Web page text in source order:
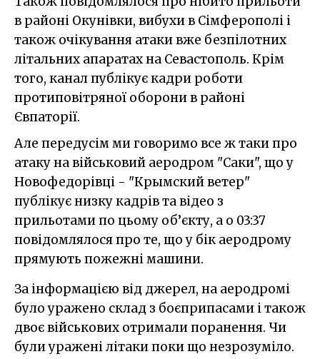
в районі Окунівки, вибухи в Сімферополі і
також очікування атаки вже безпілотних
літальних апаратах на Севастополь. Крім
того, канал публікує кадри роботи
протиповітряної оборони в районі
Євпаторії.
Але передусім ми говоримо все ж таки про
атаку на військовий аеродром "Саки", що у
Новофедорівці - "Крымский ветер"
публікує низку кадрів та відео з
прильотами по цьому об’єкту, а о 03:37
повідомлялося про те, що у бік аеродрому
прямують пожежні машини.
За інформацією від джерел, на аеродромі
було уражено склад з боєприпасами і також
двоє військових отримали поранення. Чи
були уражені літаки поки що незрозуміло.